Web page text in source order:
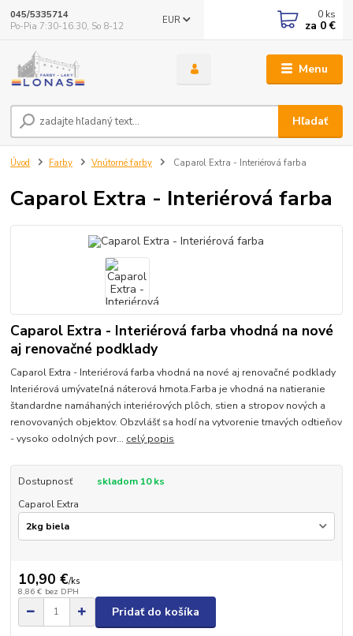
Menu
EUR
Hľadať
045/5335714
Po-Pia 7:30-16.30, So 8-12
0 ks
za 0 €
Úvod Farby Vnútorné farby Caparol Extra - Interiérová farba
Caparol Extra - Interiérová farba
Caparol Extra - Interiérová farba vhodná na nové
aj renovačné podklady
Caparol Extra - Interiérová farba vhodná na nové aj renovačné podklady
Interiérová umývateľná náterová hmota.Farba je vhodná na natieranie
štandardne namáhaných interiérových plôch, stien a stropov nových a
renovovaných objektov. Obzvlášť sa hodí na vytvorenie tmavých odtieňov
- vysoko odolných povr... celý popis
Dostupnosť
skladom 10 ks
Caparol Extra
10,90 €/ks
8,86 € bez DPH
Pridať do košíka